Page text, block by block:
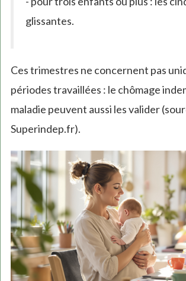
glissantes.
Ces trimestres ne concernent pas
périodes travaillées : le chômage
maladie peuvent aussi les valider
Superindep.fr).